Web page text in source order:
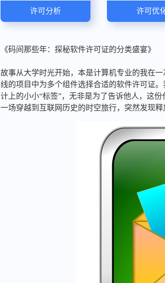
许可分析 许可优
《码间那些年：探秘软件许可证的分类盛宴》
故事从大学时光开始，本是计算机专业的我在
线的项目中为多个组件选择合适的软件许可证
计上的小小“标签”，无非是为了告诉他人，这
一场穿越到互联网历史的时空旅行，突然发现